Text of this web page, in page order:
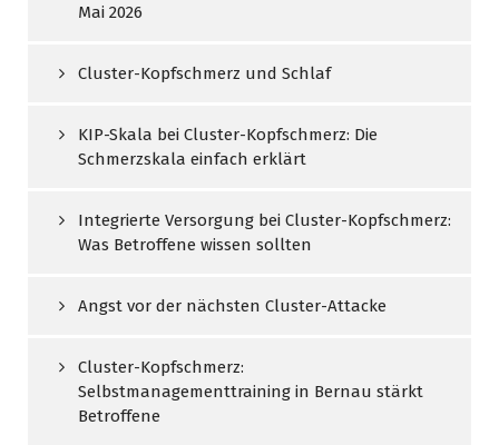
Mai 2026
Cluster-Kopfschmerz und Schlaf
KIP-Skala bei Cluster-Kopfschmerz: Die
Schmerzskala einfach erklärt
Integrierte Versorgung bei Cluster-Kopfschmerz:
Was Betroffene wissen sollten
Angst vor der nächsten Cluster-Attacke
Cluster-Kopfschmerz:
Selbstmanagementtraining in Bernau stärkt
Betroffene